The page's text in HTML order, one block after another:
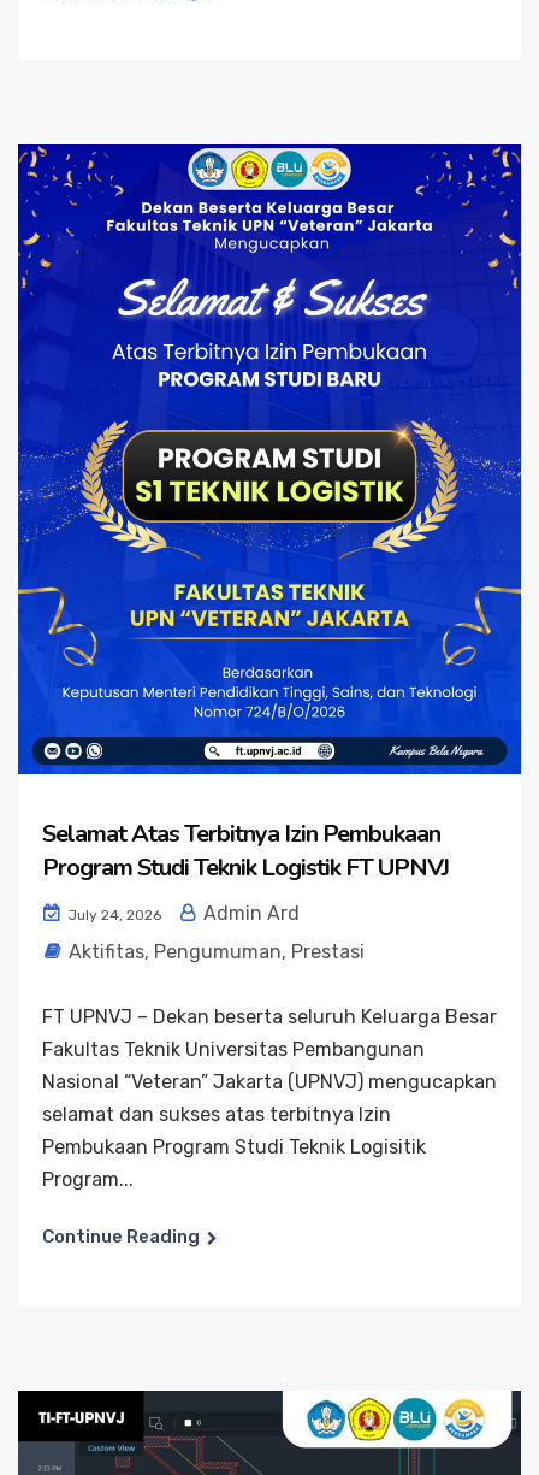
Selamat Atas Terbitnya Izin Pembukaan
Program Studi Teknik Logistik FT UPNVJ
July 24, 2026
Admin Ard
Aktifitas, Pengumuman, Prestasi
FT UPNVJ – Dekan beserta seluruh Keluarga Besar
Fakultas Teknik Universitas Pembangunan
Nasional “Veteran” Jakarta (UPNVJ) mengucapkan
selamat dan sukses atas terbitnya Izin
Pembukaan Program Studi Teknik Logisitik
Program...
Continue Reading